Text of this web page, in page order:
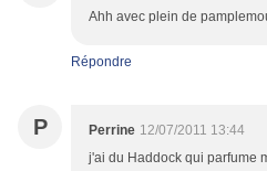
Ahh avec plein de
Répondre
P Perrine 12/07/2011 13:44
j'ai du Haddock qui parfume